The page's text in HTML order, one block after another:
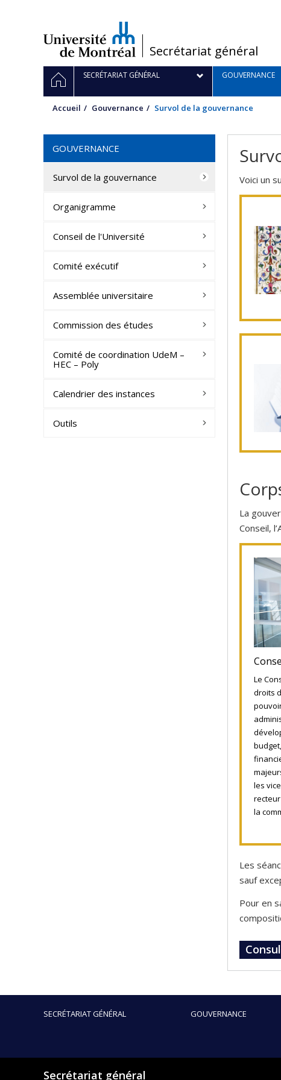
/
Secrétariat général
Navigation
principale
ACCUEILSECRÉTARIAT GÉNÉRAL GOUVERNANCE
Accueil Gouvernance Survol de la gouvernance
Voici un
La
Conseil,
Le
droits
les
la
Les
sauf
Pour en
GOUVERNANCE
Survol de la gouvernance
Organigramme
Conseil de l'Université
Comité exécutif
Assemblée universitaire
Commission des études
Comité de coordination UdeM –
HEC – Poly
Calendrier des instances
Outils
SECRÉTARIAT GÉNÉRAL GOUVERNANCE
Secrétariat général